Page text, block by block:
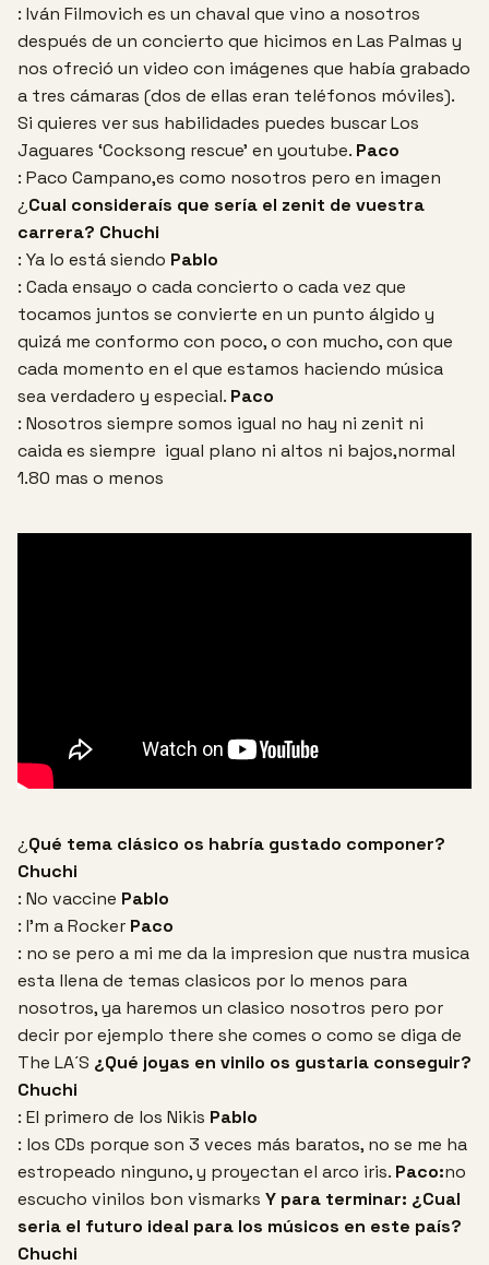
: Iván Filmovich es un chaval que vino a nosotros
después de un concierto que hicimos en Las Palmas y
nos ofreció un video con imágenes que había grabado
a tres cámaras (dos de ellas eran teléfonos móviles).
Si quieres ver sus habilidades puedes buscar Los
Jaguares ‘Cocksong rescue’ en youtube. Paco
: Paco Campano,es como nosotros pero en imagen
¿Cual consideraís que sería el zenit de vuestra
carrera? Chuchi
: Ya lo está siendo Pablo
: Cada ensayo o cada concierto o cada vez que
tocamos juntos se convierte en un punto álgido y
quizá me conformo con poco, o con mucho, con que
cada momento en el que estamos haciendo música
sea verdadero y especial. Paco
: Nosotros siempre somos igual no hay ni zenit ni
caida es siempre igual plano ni altos ni bajos,normal
1.80 mas o menos
¿Qué tema clásico os habría gustado componer?
Chuchi
: No vaccine Pablo
: I’m a Rocker Paco
: no se pero a mi me da la impresion que nustra musica
esta llena de temas clasicos por lo menos para
nosotros, ya haremos un clasico nosotros pero por
decir por ejemplo there she comes o como se diga de
The LA´S ¿Qué joyas en vinilo os gustaria conseguir?
Chuchi
: El primero de los Nikis Pablo
: los CDs porque son 3 veces más baratos, no se me ha
estropeado ninguno, y proyectan el arco iris. Paco:no
escucho vinilos bon vismarks Y para terminar: ¿Cual
seria el futuro ideal para los músicos en este país?
Chuchi